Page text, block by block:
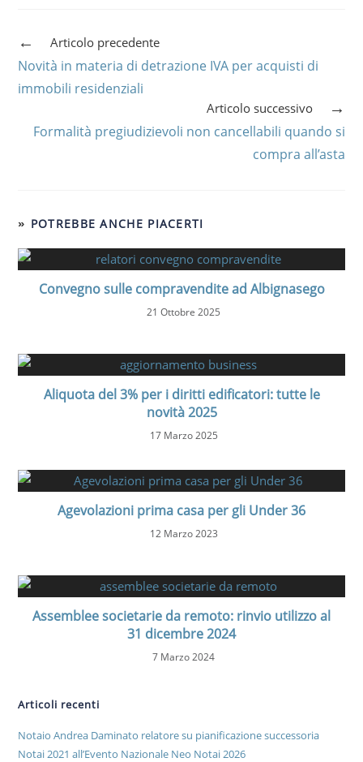
Articolo precedente
Novità in materia di detrazione IVA per acquisti di
immobili residenziali
Articolo successivo
Formalità pregiudizievoli non cancellabili quando si
compra all’asta
POTREBBE ANCHE PIACERTI
Convegno sulle compravendite ad Albignasego
21 Ottobre 2025
Aliquota del 3% per i diritti edificatori: tutte le
novità 2025
17 Marzo 2025
Agevolazioni prima casa per gli Under 36
12 Marzo 2023
Assemblee societarie da remoto: rinvio utilizzo al
31 dicembre 2024
7 Marzo 2024
Articoli recenti
Notaio Andrea Daminato relatore su pianificazione successoria
Notai 2021 all’Evento Nazionale Neo Notai 2026